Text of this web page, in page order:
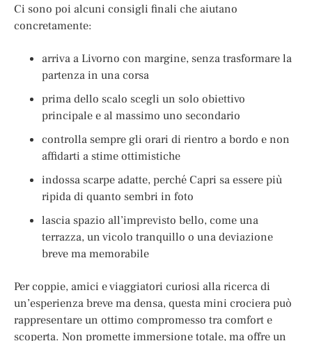
Ci sono poi alcuni consigli finali che aiutano
concretamente:
arriva a Livorno con margine, senza trasformare la
partenza in una corsa
prima dello scalo scegli un solo obiettivo
principale e al massimo uno secondario
controlla sempre gli orari di rientro a bordo e non
affidarti a stime ottimistiche
indossa scarpe adatte, perché Capri sa essere più
ripida di quanto sembri in foto
lascia spazio all’imprevisto bello, come una
terrazza, un vicolo tranquillo o una deviazione
breve ma memorabile
Per coppie, amici e viaggiatori curiosi alla ricerca di
un’esperienza breve ma densa, questa mini crociera può
rappresentare un ottimo compromesso tra comfort e
scoperta. Non promette immersione totale, ma offre un